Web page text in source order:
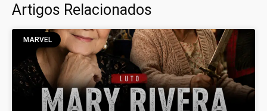
Artigos Relacionados
MARVEL